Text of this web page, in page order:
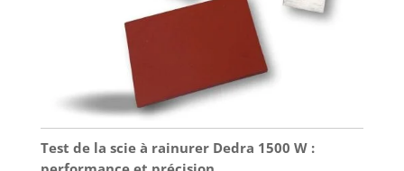
Test de la scie à rainurer Dedra 1500 W :